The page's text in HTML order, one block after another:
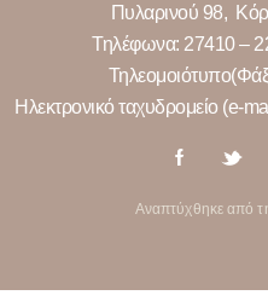
Πυλαρινού 98,
Τηλέφωνα: 27410 –
Ηλεκτρονικό ταχυδρομείο (e-
Αναπτύχθηκε από